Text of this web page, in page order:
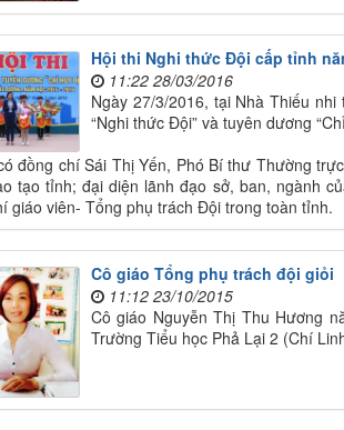
Hội thi Nghi thức Đội cấp tỉnh
11:22 28/03/2016
Ngày 27/3/2016, tại Nhà Thiếu
“Nghi thức Đội” và tuyên dương
đồng chí Sái Thị Yến, Phó Bí thư Thường
tạo tỉnh; đại diện lãnh đạo sở, ban, ngành
giáo viên- Tổng phụ trách Đội trong toàn tỉnh.
Cô giáo Tổng phụ trách đội giỏi
11:12 23/10/2015
Cô giáo Nguyễn Thị Thu Hương
Trường Tiểu học Phả Lại 2 (Chí